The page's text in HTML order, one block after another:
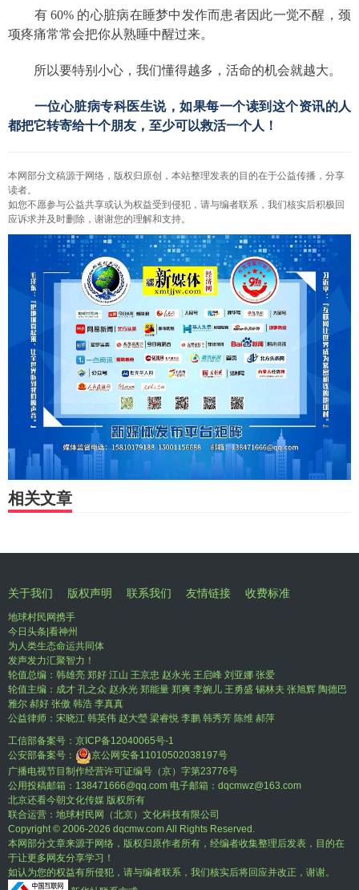
有 60% 的心脏病在睡梦中发作而患者因此一觉不醒，颈
项疼痛常常会把你从熟睡中醒过来。
所以要特别小心，我们懂得越多，活命的机会就越大。
一位心脏病专科医生说，如果每一个读到这个资讯的人
都把它转寄给十个朋友，至少可以救活一个人！
本网部分文稿源于网络，版权归原创，本站整理发表的目的在于公益传播，分享
读者。
如您不愿参与公益共享或认为权益受到侵犯，请与编者联系，我们核实后积极回
应诉求并及时删除，谢谢您的理解和支持。
相关文章
关于我们 版权声明 联系我们 友情链接 收费标准
地球村民网携手
今日头条|看神州
为人类生态命运共同体
发声发力汇聚智力！
轮值总编：韩雄亮 郑好 江山 王京忠 赵永光 王启峰 刘亚娜 张爱
轮值主编：成才 孔之众 赵永光 郑能量 郑爽 李婉儿 王勇盛 锡林夫 张旭辉 陶德巴
雅尔 郝好 张傲 韩浩 李真真
公益律师：宋晓江 韩英伟 赵大瑩 梁睿悦 李鹏 韩秀芳 陈维 郝萍
工信部备案号： 京ICP备12040065号-1
公安部备案号：
京公网安备11010502038197号
广播电视节目制作经营许可证编号（京）字第23776号
公用投稿邮箱：138471666@qq.com 电子邮箱：dqcmwz@163.com
北京还看今朝文化传媒 版权所有
联合运营：地球村民网（北京）文化科技有限公司
Copyright © 2006-2026 dqcmw.com All Rights Reserved.
本网部分文章来源于网络，版权归原作者所有，经编者收集整理后发表，目的在
于让更多网友分享学习！
如认为您的权益有所侵犯，请与编者联系，我们核实后将回应并改正，谢谢。